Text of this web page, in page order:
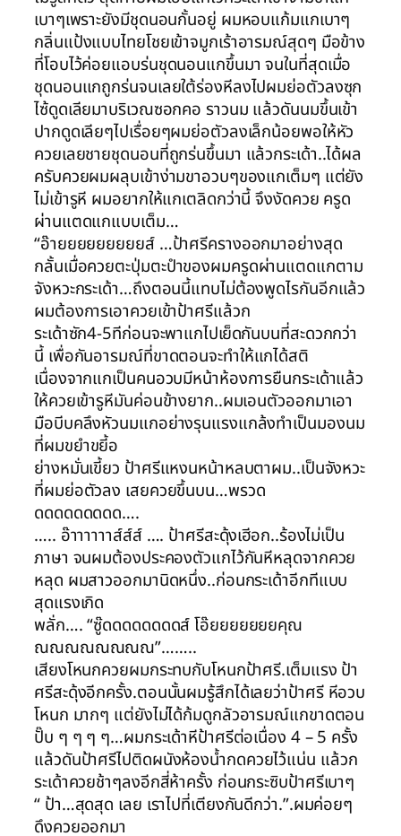
เบาๆเพราะยังมีชุดนอนกั้นอยู่ ผมหอบแก้มแกเบาๆ
กลิ่นแป้งแบบไทยโชยเข้าจมูกเร้าอารมณ์สุดๆ มือข้าง
ที่โอบไว้ค่อยแอบร่นชุดนอนแกขึ้นมา จนในที่สุดเมื่อ
ชุดนอนแกถูกร่นจนเลยใต้ร่องหีลงไปผมย่อตัวลงซุก
ไซ้ดูดเลียมาบริเวณซอกคอ ราวนม แล้วดันนมขึ้นเข้า
ปากดูดเลียๆไปเรื่อยๆผมย่อตัวลงเล็กน้อยพอให้หัว
ควยเลยชายชุดนอนที่ถูกร่นขึ้นมา แล้วกระเด้า..ได้ผล
ครับควยผมผลุบเข้าง่ามขาอวบๆของแกเต็มๆ แต่ยัง
ไม่เข้ารูหี ผมอยากให้แกเตลิดกว่านี้ จึงงัดควย ครูด
ผ่านแตดแกแบบเต็ม…
“อ๊ายยยยยยยยยส์ …ป้าศรีครางออกมาอย่างสุด
กลั้นเมื่อควยตะปุ่มตะปำของผมครูดผ่านแตดแกตาม
จังหวะกระเด้า…ถึงตอนนี้แทบไม่ต้องพูดไรกันอีกแล้ว
ผมต้องการเอาควยเข้าป้าศรีแล้วก
ระเด้าซัก4-5ทีก่อนจะพาแกไปเย็ดกันบนที่สะดวกกว่า
นี้ เพื่อกันอารมณ์ที่ขาดตอนจะทำให้แกได้สติ
เนื่องจากแกเป็นคนอวบมีหน้าห้องการยืนกระเด้าแล้ว
ให้ควยเข้ารูหีมันค่อนข้างยาก..ผมเอนตัวออกมาเอา
มือบีบคลึงหัวนมแกอย่างรุนแรงแกล้งทำเป็นมองนม
ที่ผมขยำขยี้อ
ย่างหมั่นเขี้ยว ป้าศรีแหงนหน้าหลบตาผม..เป็นจังหวะ
ที่ผมย่อตัวลง เสยควยขึ้นบน…พรวด
ดดดดดดดดด….
….. อ๊าาาาาาส์ส์ส์ …. ป้าศรีสะดุ้งเฮีอก..ร้องไม่เป็น
ภาษา จนผมต้องประคองตัวแกไว้กันหีหลุดจากควย
หลุด ผมสาวออกมานิดหนึ่ง..ก่อนกระเด้าอีกทีแบบ
สุดแรงเกิด
พลั่ก…. “ซู๊ดดดดดดดดส์ โอ๊ยยยยยยยคุณ
ณณณณณณณณ”……..
เสียงโหนกควยผมกระทบกับโหนกป้าศรี.เต็มแรง ป้า
ศรีสะดุ้งอีกครั้ง.ตอนนั้นผมรู้สึกได้เลยว่าป้าศรี หีอวบ
โหนก มากๆ แต่ยังไม่ได้ก้มดูกลัวอารมณ์แกขาดตอน
ปั๊บ ๆ ๆ ๆ ๆ…ผมกระเด้าหีป้าศรีต่อเนื่อง 4 – 5 ครั้ง
แล้วดันป้าศรีไปติดผนังห้องน้ำกดควยไว้แน่น แล้วก
ระเด้าควยช้าๆลงอีกสี่ห้าครั้ง ก่อนกระซิบป้าศรีเบาๆ
“ ป้า…สุดสุด เลย เราไปที่เตียงกันดีกว่า.”.ผมค่อยๆ
ดึงควยออกมา